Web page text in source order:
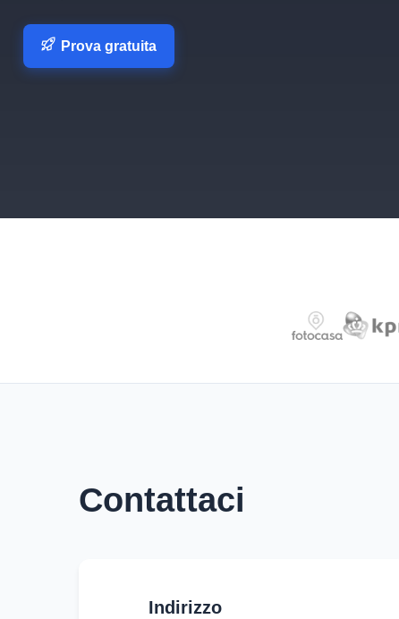
Prova gratuita
Contattaci
Indirizzo